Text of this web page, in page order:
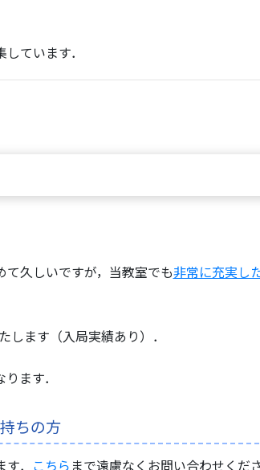
ています．
久しいですが，当教室でも非常に充実し
します（入局実績あり）．
ます．
ちの方
． こちら まで遠慮なくお問い合わせくださ